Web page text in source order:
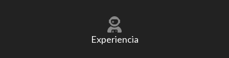
Experiencia